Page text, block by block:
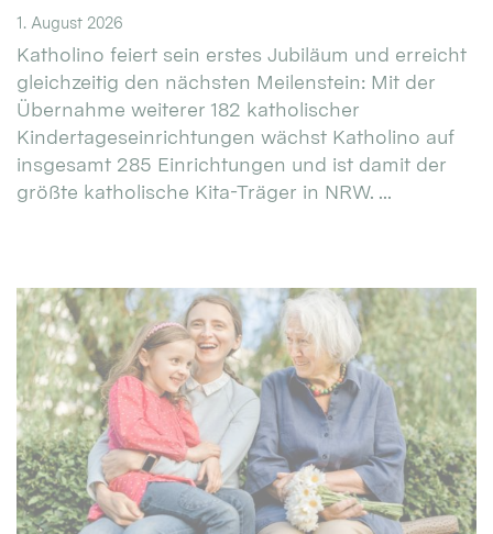
1. August 2026
Katholino feiert sein erstes Jubiläum und erreicht
gleichzeitig den nächsten Meilenstein: Mit der
Übernahme weiterer 182 katholischer
Kindertageseinrichtungen wächst Katholino auf
insgesamt 285 Einrichtungen und ist damit der
größte katholische Kita-Träger in NRW. ...